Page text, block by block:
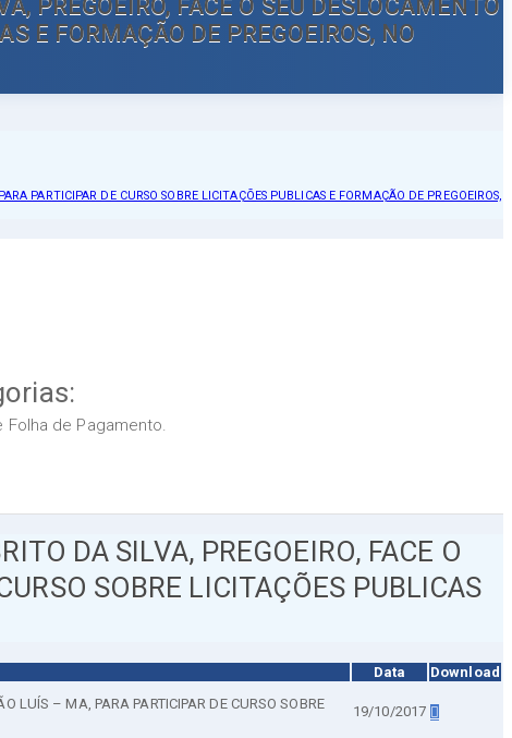
PREGOEIRO, FACE O SEU DESLOCAMENTO
E FORMAÇÃO DE PREGOEIROS, NO
PARTICIPAR DE CURSO SOBRE LICITAÇÕES PUBLICAS E FORMAÇÃO DE PREGOEIROS,
de Pagamento.
DA SILVA, PREGOEIRO, FACE O
SOBRE LICITAÇÕES PUBLICAS
Data
Download
LUÍS – MA, PARA PARTICIPAR DE CURSO SOBRE
19/10/2017